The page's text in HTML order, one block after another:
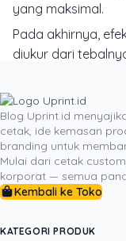
yang maksimal.
Pada akhirnya,
diukur dari
baliknya. Dengan
yang memikat,
yang cerdas,
menjadi salah
dan hemat biaya
bahwa dalam
anggaran yang
Blog Uprint.id
cetak, ide kemasan
branding untuk
Mulai dari cetak
korporat — semua
Kembali ke Toko
KATEGORI PRODUK